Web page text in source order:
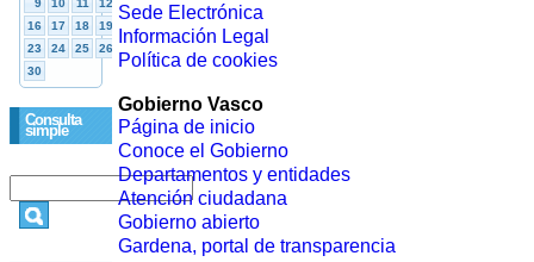
Consulta
simple
Sede Electrónica
Información Legal
Política de cookies
Gobierno Vasco
Página de inicio
Conoce el Gobierno
Departamentos y entidades
Atención ciudadana
Gobierno abierto
Gardena, portal de transparencia